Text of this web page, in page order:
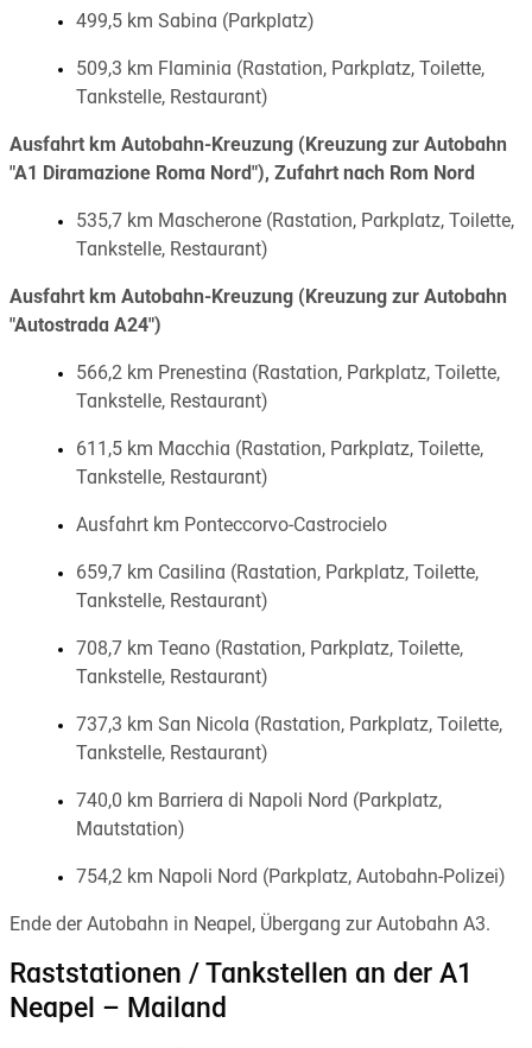
499,5 km Sabina (Parkplatz)
509,3 km Flaminia (Rastation, Parkplatz, Toilette,
Tankstelle, Restaurant)
Ausfahrt km Autobahn-Kreuzung (Kreuzung zur Autobahn
"A1 Diramazione Roma Nord"), Zufahrt nach Rom Nord
535,7 km Mascherone (Rastation, Parkplatz, Toilette,
Tankstelle, Restaurant)
Ausfahrt km Autobahn-Kreuzung (Kreuzung zur Autobahn
"Autostrada A24")
566,2 km Prenestina (Rastation, Parkplatz, Toilette,
Tankstelle, Restaurant)
611,5 km Macchia (Rastation, Parkplatz, Toilette,
Tankstelle, Restaurant)
Ausfahrt km Ponteccorvo-Castrocielo
659,7 km Casilina (Rastation, Parkplatz, Toilette,
Tankstelle, Restaurant)
708,7 km Teano (Rastation, Parkplatz, Toilette,
Tankstelle, Restaurant)
737,3 km San Nicola (Rastation, Parkplatz, Toilette,
Tankstelle, Restaurant)
740,0 km Barriera di Napoli Nord (Parkplatz,
Mautstation)
754,2 km Napoli Nord (Parkplatz, Autobahn-Polizei)
Ende der Autobahn in Neapel, Übergang zur Autobahn A3.
Raststationen / Tankstellen an der A1
Neapel – Mailand